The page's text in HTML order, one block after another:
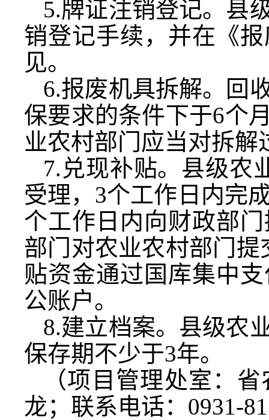
5.牌证注销登记。县
销登记手续，并在《
见。
6.报废机具拆解。回
保要求的条件下于6个
业农村部门应当对拆解
7.兑现补贴。县级农
受理，3个工作日内完
个工作日内向财政部
部门对农业农村部门
贴资金通过国库集中
公账户。
8.建立档案。县级农
保存期不少于3年。
（项目管理处室：
龙；联系电话： 0931-